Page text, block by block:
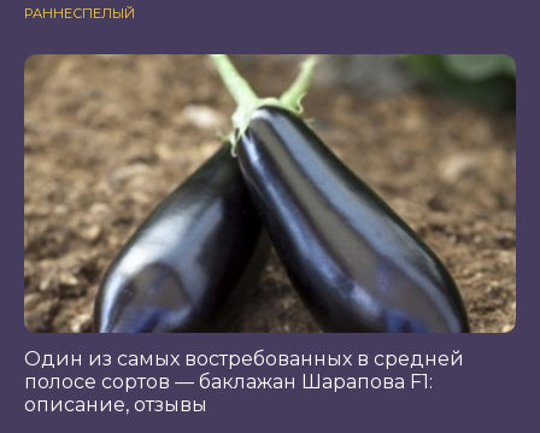
РАННЕСПЕЛЫЙ
Один из самых востребованных в средней
полосе сортов — баклажан Шарапова F1:
описание, отзывы